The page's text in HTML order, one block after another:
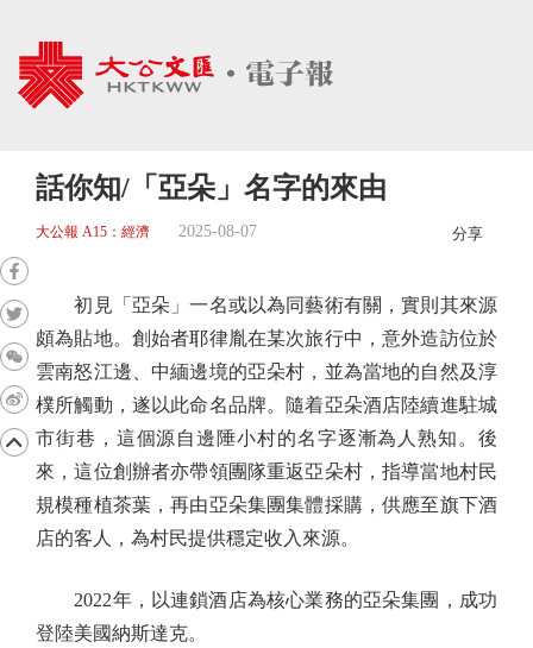
話你知/「亞朵」名字的來由
大公報 A15：經濟 2025-08-07 分享
初見「亞朵」一名或以為同藝術有關，實則其來源
頗為貼地。創始者耶律胤在某次旅行中，意外造訪位於
雲南怒江邊、中緬邊境的亞朵村，並為當地的自然及淳
樸所觸動，遂以此命名品牌。隨着亞朵酒店陸續進駐城
市街巷，這個源自邊陲小村的名字逐漸為人熟知。後
來，這位創辦者亦帶領團隊重返亞朵村，指導當地村民
規模種植茶葉，再由亞朵集團集體採購，供應至旗下酒
店的客人，為村民提供穩定收入來源。
2022年，以連鎖酒店為核心業務的亞朵集團，成功
登陸美國納斯達克。